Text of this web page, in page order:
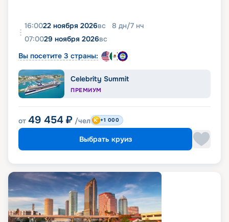
16:0022 ноября 2026вс 8 дн/7 нч
07:0029 ноября 2026вс
Вы посетите 3 страны:
Celebrity Summit
ПРЕМИУМ
от 49 454 ₽ /чел +1 000
Выбрать круиз